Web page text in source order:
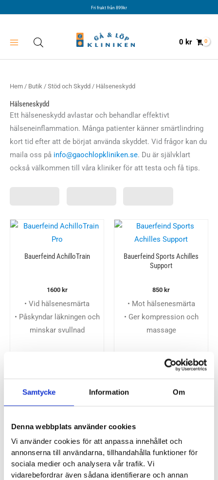
Samtycke Information Om
Denna webbplats använder cookies
Vi använder cookies för att anpassa innehållet och
annonserna till användarna, tillhandahålla funktioner för
sociala medier och analysera vår trafik. Vi
vidarebefordrar även sådana identifierare och annan
Fri frakt från 899kr
0 kr
Hem / Butik / Stöd och Skydd / Hälseneskydd
Hälseneskydd
Ett hälseneskydd avlastar och behandlar effektivt
hälseneinflammation. Många patienter känner smärtlindring
kort tid efter att de börjat använda skyddet. Vid frågor kan du
maila oss på info@gaochlopkliniken.se. Du är självklart
också välkommen till våra kliniker för att testa och få tips.
Bauerfeind AchilloTrain
1600 kr
• Vid hälsenesmärta
• Påskyndar läkningen och
minskar svullnad
Bauerfeind Sports Achilles
Support
850 kr
• Mot hälsenesmärta
• Ger kompression och
massage
NatraCure Hälsporrekil
340kr
• Stötdämpande gel
• Specifik avlastning för
smärtande hälar